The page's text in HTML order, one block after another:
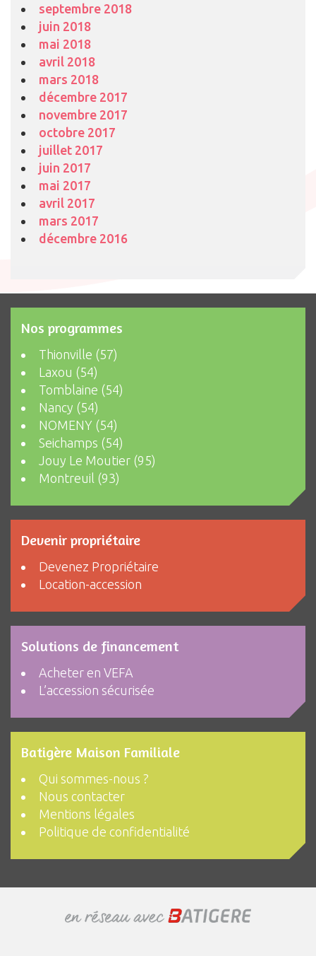
septembre 2018
juin 2018
mai 2018
avril 2018
mars 2018
décembre 2017
novembre 2017
octobre 2017
juillet 2017
juin 2017
mai 2017
avril 2017
mars 2017
décembre 2016
Nos programmes
Thionville (57)
Laxou (54)
Tomblaine (54)
Nancy (54)
NOMENY (54)
Seichamps (54)
Jouy Le Moutier (95)
Montreuil (93)
Devenir propriétaire
Devenez Propriétaire
Location-accession
Solutions de financement
Acheter en VEFA
L’accession sécurisée
Batigère Maison Familiale
Qui sommes-nous ?
Nous contacter
Mentions légales
Politique de confidentialité